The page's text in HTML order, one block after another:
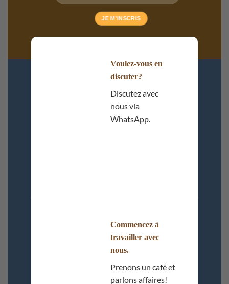
Voulez-vous en
discuter?
Discutez avec
nous via
WhatsApp.
Commencez à
travailler avec
nous.
Prenons un café et
parlons affaires!